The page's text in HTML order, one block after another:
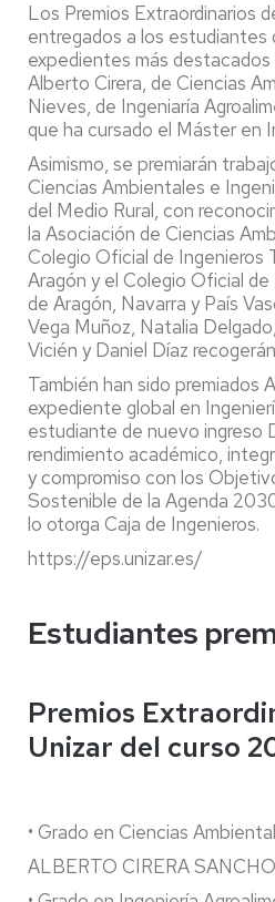
Los Premios Extraordinarios
entregados a los estudiantes
expedientes más
Alberto Cirera, de Ciencias
Nieves, de Ingeniaría
que ha cursado el Máster en
Asimismo, se premiarán
Ciencias Ambientales e
del Medio Rural, con
la Asociación de Ciencias
Colegio Oficial de Ingenieros
Aragón y el Colegio Oficial
de Aragón, Navarra y País
Vega Muñoz, Natalia
Vicién y Daniel Díaz
También han sido premiados
expediente global en
estudiante de nuevo ingreso
rendimiento académico,
y compromiso con los
Sostenible de la Agenda
lo otorga Caja de Ingenieros.
https://eps.unizar.es/
Estudiantes
Premios
Unizar del curso
• Grado en Ciencias
ALBERTO CIRERA SANCHO